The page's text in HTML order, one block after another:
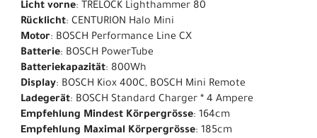
Licht vorne: TRELOCK Lighthammer 80
Rücklicht: CENTURION Halo Mini
Motor: BOSCH Performance Line CX
Batterie: BOSCH PowerTube
Batteriekapazität: 800Wh
Display: BOSCH Kiox 400C, BOSCH Mini Remote
Ladegerät: BOSCH Standard Charger * 4 Ampere
Empfehlung Mindest Körpergrösse: 164cm
Empfehlung Maximal Körpergrösse: 185cm